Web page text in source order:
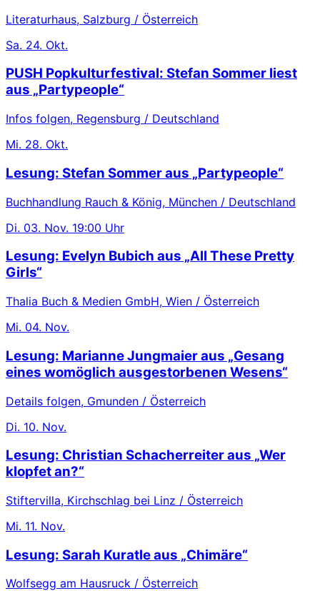
Literaturhaus, Salzburg / Österreich
Sa. 24. Okt.
PUSH Popkulturfestival: Stefan Sommer liest
aus „Partypeople“
Infos folgen, Regensburg / Deutschland
Mi. 28. Okt.
Lesung: Stefan Sommer aus „Partypeople“
Buchhandlung Rauch & König, München / Deutschland
Di. 03. Nov. 19:00 Uhr
Lesung: Evelyn Bubich aus „All These Pretty
Girls“
Thalia Buch & Medien GmbH, Wien / Österreich
Mi. 04. Nov.
Lesung: Marianne Jungmaier aus „Gesang
eines womöglich ausgestorbenen Wesens“
Details folgen, Gmunden / Österreich
Di. 10. Nov.
Lesung: Christian Schacherreiter aus „Wer
klopfet an?“
Stiftervilla, Kirchschlag bei Linz / Österreich
Mi. 11. Nov.
Lesung: Sarah Kuratle aus „Chimäre“
Wolfsegg am Hausruck / Österreich